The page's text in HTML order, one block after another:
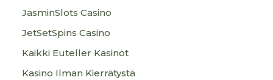
JasminSlots Casino
JetSetSpins Casino
Kaikki Euteller Kasinot
Kasino Ilman Kierrätystä